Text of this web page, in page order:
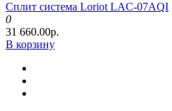
Сплит система Loriot LAC-07AQI
0
31 660.00р.
В корзину